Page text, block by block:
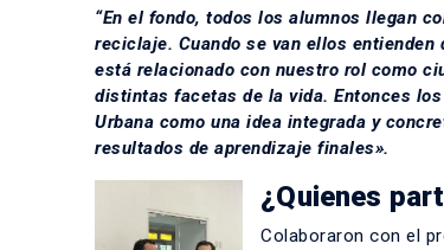
“En el fondo, todos los alumnos llegan
reciclaje. Cuando se van ellos
está relacionado con nuestro rol como
distintas facetas de la vida. Entonces
Urbana como una idea integrada y
resultados de aprendizaje finales».
¿Quienes
Colaboraron con el